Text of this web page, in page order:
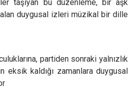
taşıyan bu düzenleme, bir aşk
duygusal izleri müzikal bir dille
partiden sonraki yalnızlık
eksik kaldığı zamanlara duygusal